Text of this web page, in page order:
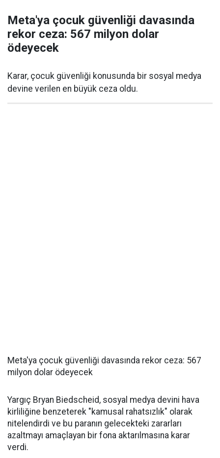
Meta'ya çocuk güvenliği davasında
rekor ceza: 567 milyon dolar
ödeyecek
Karar, çocuk güvenliği konusunda bir sosyal medya
devine verilen en büyük ceza oldu.
Meta'ya çocuk güvenliği davasında rekor ceza: 567
milyon dolar ödeyecek
Yargıç Bryan Biedscheid, sosyal medya devini hava
kirliliğine benzeterek "kamusal rahatsızlık" olarak
nitelendirdi ve bu paranın gelecekteki zararları
azaltmayı amaçlayan bir fona aktarılmasına karar
verdi.